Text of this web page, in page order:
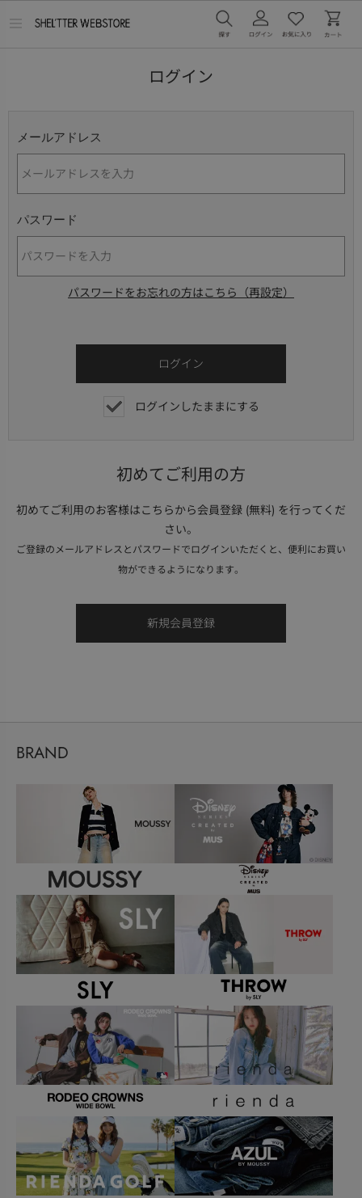
ログイン
メールアドレス
パスワード
パスワードをお忘れの方はこちら（再設定）
ログインしたままにする
初めてご利用の方
初めてご利用のお客様はこちらから会員登録 (無料) を行ってくだ
さい。
ご登録のメールアドレスとパスワードでログインいただくと、便利にお買い
物ができるようになります。
BRAND